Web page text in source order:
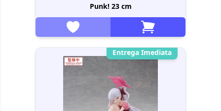
Punk! 23 cm
Entrega Imediata